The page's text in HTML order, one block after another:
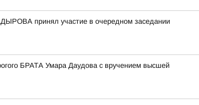
принял участие в очередном заседании
БРАТА Умара Даудова с вручением высшей